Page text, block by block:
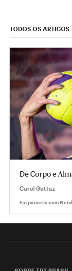
TODOS OS ARTIGOS
De Corpo e
Carol Gattaz
Em parceria com